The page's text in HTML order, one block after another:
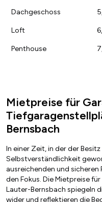
Dachgeschoss
Loft
Penthouse
Mietpreise für
Bernsbach
In einer Zeit, in der der
Selbstverständlichkeit
ausreichenden und
den Fokus. Die Mietpreise
Lauter-Bernsbach spiegeln
wider und reflektieren die